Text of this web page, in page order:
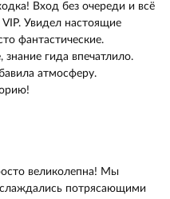
Вход без очереди и всё
VIP. Увидел настоящие
фантастические.
гида впечатлило.
атмосферу.
великолепна! Мы
потрясающими